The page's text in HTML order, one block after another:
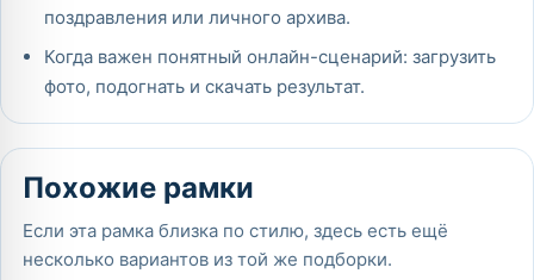
поздравления или личного архива.
Когда важен понятный онлайн-сценарий: загрузить
фото, подогнать и скачать результат.
Похожие рамки
Если эта рамка близка по стилю, здесь есть ещё
несколько вариантов из той же подборки.